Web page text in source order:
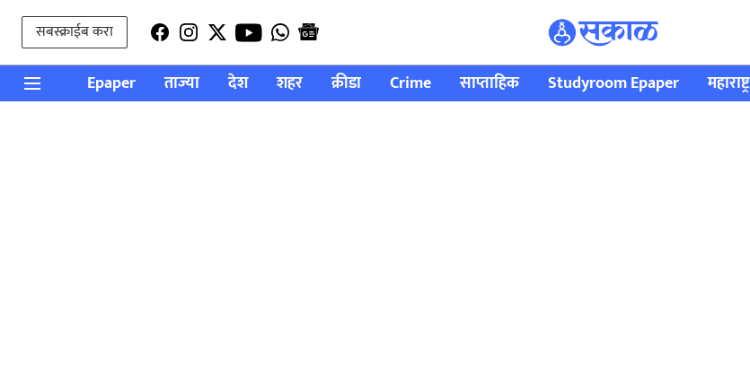
सबस्क्राईब करा
Epaper ताज्या देश शहर क्रीडा Crime साप्ताहिक Studyroom Epaper महाराष्ट्र